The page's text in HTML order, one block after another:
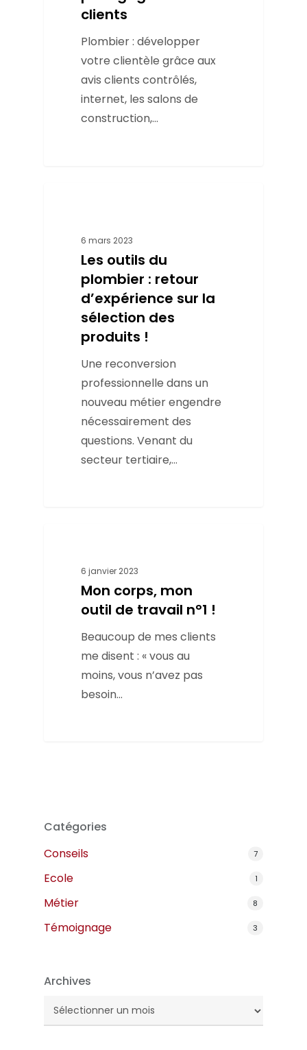
clients
Plombier : développer
votre clientèle grâce aux
avis clients contrôlés,
internet, les salons de
construction,…
6 mars 2023
Les outils du
plombier : retour
d’expérience sur la
sélection des
produits !
Une reconversion
professionnelle dans un
nouveau métier engendre
nécessairement des
questions. Venant du
secteur tertiaire,…
6 janvier 2023
Mon corps, mon
outil de travail n°1 !
Beaucoup de mes clients
me disent : « vous au
moins, vous n’avez pas
besoin…
Catégories
Conseils
7
Ecole 1
Métier 8
Témoignage 3
Archives
Archives